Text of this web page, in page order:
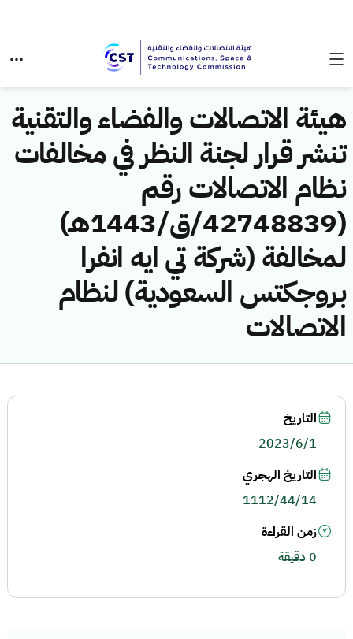
هيئة الاتصالات والفضاء والتقنية
تنشر قرار لجنة النظر في مخالفات
نظام الاتصالات رقم
(42748839/ق/1443هـ)
لمخالفة (شركة تي ايه انفرا
بروجكتس السعودية) لنظام
الاتصالات
التاريخ
2023/6/1
التاريخ الهجري
1112/44/14
زمن القراءة
0 دقيقة